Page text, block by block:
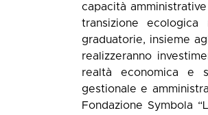
capacità
transizione
graduatorie, insieme
realizzeranno
realtà economica e
gestionale e
Fondazione Symbola